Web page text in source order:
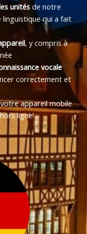
unitésde notre
linguistique qui a fait
, y compris à
vocale
correctement et
appareil mobile
ligne